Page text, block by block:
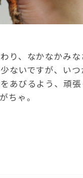
り、なかなかみ
ないですが、い
あびるよう、頑張
ちゃ。